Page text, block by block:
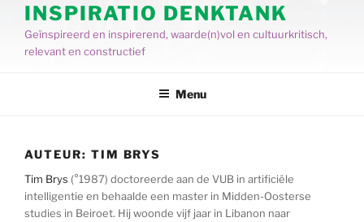
INSPIRATIO DENKTANK
Geïnspireerd en inspirerend, waarde(n)vol en cultuurkritisch,
relevant en constructief
Menu
AUTEUR: TIM BRYS
Tim Brys (°1987) doctoreerde aan de VUB in artificiële
intelligentie en behaalde een master in Midden-Oosterse
studies in Beiroet. Hij woonde vijf jaar in Libanon naar